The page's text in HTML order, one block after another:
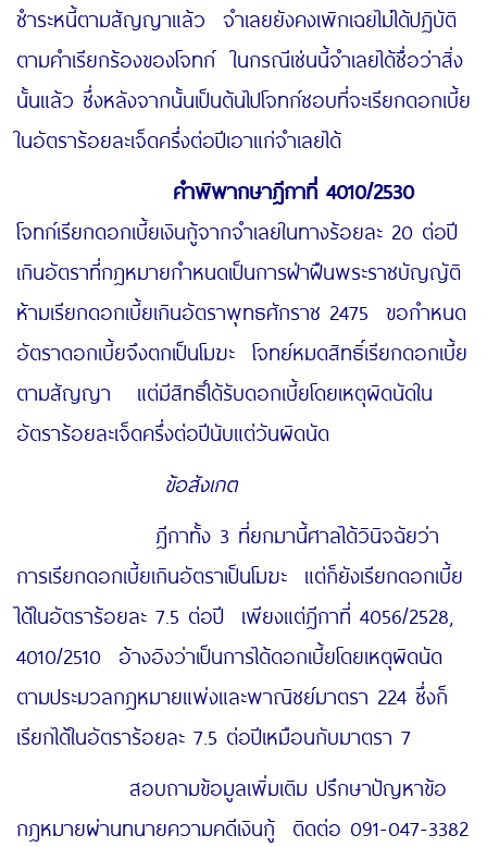
ชำระหนี้ตามสัญญาแล้ว จำเลยยังคงเพิกเฉยไม่ได้ปฏิบัติ
ตามคำเรียกร้องของโจทก์ ในกรณีเช่นนี้จำเลยได้ชื่อว่าสิ่ง
นั้นแล้ว ซึ่งหลังจากนั้นเป็นต้นไปโจทก์ชอบที่จะเรียกดอกเบี้ย
ในอัตราร้อยละเจ็ดครึ่งต่อปีเอาแก่จำเลยได้
คำพิพากษาฎีกาที่ 4010/2530
โจทก์เรียกดอกเบี้ยเงินกู้จากจำเลยในทางร้อยละ 20 ต่อปี
เกินอัตราที่กฎหมายกำหนดเป็นการฝ่าฝืนพระราชบัญญัติ
ห้ามเรียกดอกเบี้ยเกินอัตราพุทธศักราช 2475 ขอกำหนด
อัตราดอกเบี้ยจึงตกเป็นโมฆะ โจทย์หมดสิทธิ์เรียกดอกเบี้ย
ตามสัญญา แต่มีสิทธิ์ได้รับดอกเบี้ยโดยเหตุผิดนัดใน
อัตราร้อยละเจ็ดครึ่งต่อปีนับแต่วันผิดนัด
ข้อสังเกต
ฎีกาทั้ง 3 ที่ยกมานี้ศาลได้วินิจฉัยว่า
การเรียกดอกเบี้ยเกินอัตราเป็นโมฆะ แต่ก็ยังเรียกดอกเบี้ย
ได้ในอัตราร้อยละ 7.5 ต่อปี เพียงแต่ฎีกาที่ 4056/2528,
4010/2510 อ้างอิงว่าเป็นการได้ดอกเบี้ยโดยเหตุผิดนัด
ตามประมวลกฎหมายแพ่งและพาณิชย์มาตรา 224 ซึ่งก็
เรียกได้ในอัตราร้อยละ 7.5 ต่อปีเหมือนกับมาตรา 7
สอบถามข้อมูลเพิ่มเติม ปรึกษาปัญหาข้อ
กฎหมายผ่านทนายความคดีเงินกู้ ติดต่อ 091-047-3382